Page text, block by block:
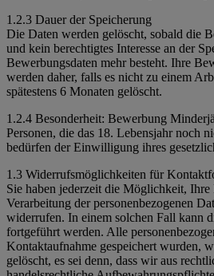
1.2.3 Dauer der Speicherung
Die Daten werden gelöscht, sobald die
und kein berechtigtes Interesse an der
Bewerbungsdaten mehr besteht. Ihre
werden daher, falls es nicht zu einem
spätestens 6 Monaten gelöscht.
1.2.4 Besonderheit: Bewerbung
Personen, die das 18. Lebensjahr noch
bedürfen der Einwilligung ihres
1.3 Widerrufsmöglichkeiten für
Sie haben jederzeit die Möglichkeit,
Verarbeitung der personenbezogenen
widerrufen. In einem solchen Fall kann
fortgeführt werden. Alle
Kontaktaufnahme gespeichert wurden,
gelöscht, es sei denn, dass wir aus